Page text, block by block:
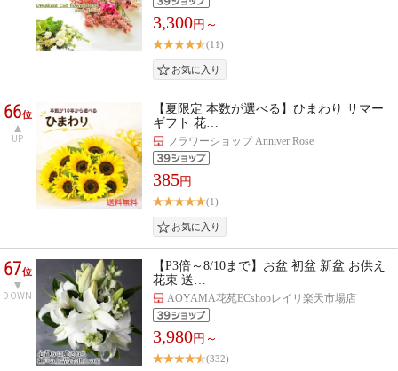
3,300円～
(11)
66位
UP
【夏限定 本数が選べる】ひまわり サマー
ギフト 花…
フラワーショップ Anniver Rose
385円
(1)
67位
DOWN
【P3倍～8/10まで】お盆 初盆 新盆 お供え
花束 送…
AOYAMA花苑ECshopレイリ楽天市場店
3,980円～
(332)